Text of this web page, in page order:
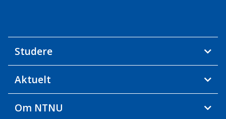
Studere
Aktuelt
Om NTNU